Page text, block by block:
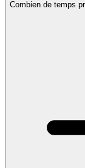
Combien de temps